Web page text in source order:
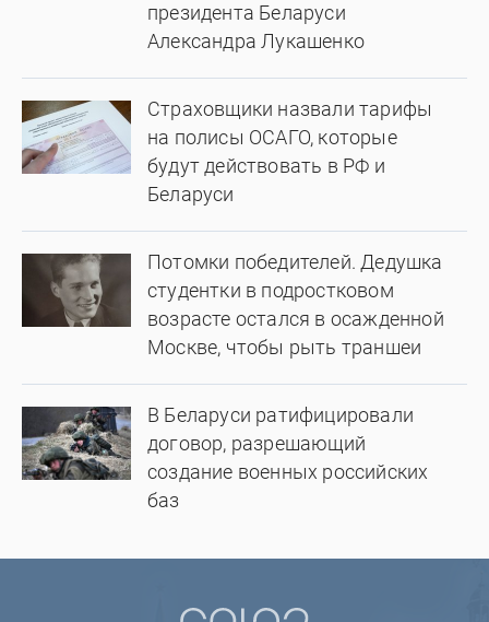
президента Беларуси
Александра Лукашенко
Страховщики назвали тарифы
на полисы ОСАГО, которые
будут действовать в РФ и
Беларуси
Потомки победителей. Дедушка
студентки в подростковом
возрасте остался в осажденной
Москве, чтобы рыть траншеи
В Беларуси ратифицировали
договор, разрешающий
создание военных российских
баз